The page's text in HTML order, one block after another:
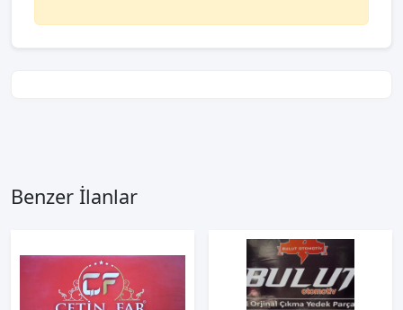
Benzer İlanlar